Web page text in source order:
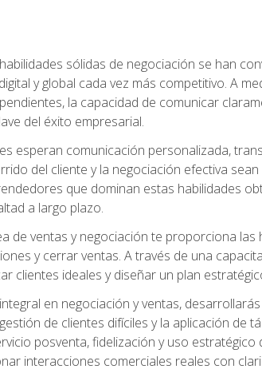
sólidas de negociación se han
y global cada vez más competitivo. A
la capacidad de comunicar
del éxito empresarial.
esperan comunicación personalizada,
del cliente y la negociación efectiva
que dominan estas habilidades
a largo plazo.
de ventas y negociación te proporciona
y cerrar ventas. A través de una
clientes ideales y diseñar un plan
en negociación y ventas,
de clientes difíciles y la aplicación
posventa, fidelización y uso
interacciones comerciales reales con